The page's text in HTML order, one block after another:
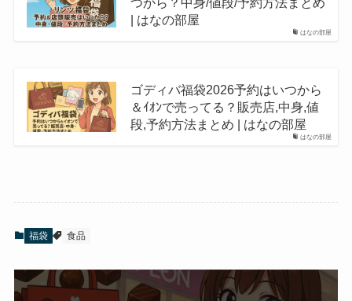
はなの部屋
| はなの部屋
はなの部屋
ゴディバ福袋2026予約はいつから
＆ｲｵﾝで売ってる？販売店,中身,値
段,予約方法まとめ | はなの部屋
福袋 食品